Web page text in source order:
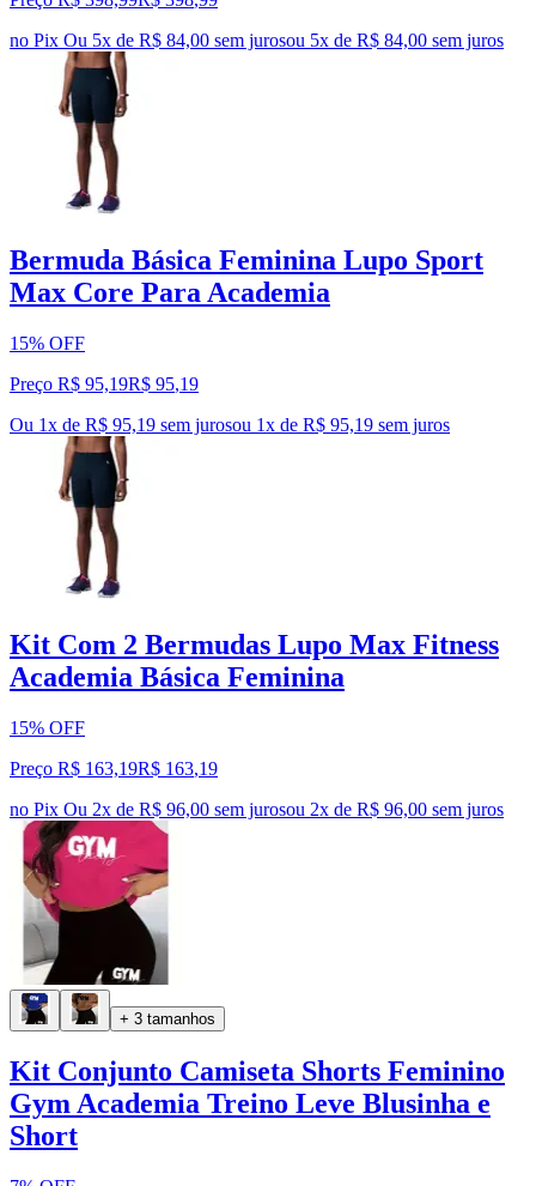
no Pix Ou 5x de R$ 84,00 sem jurosou 5x de R$ 84,00 sem juros
Bermuda Básica Feminina Lupo Sport
Max Core Para Academia
15% OFF
Preço R$ 95,19R$ 95,19
Ou 1x de R$ 95,19 sem jurosou 1x de R$ 95,19 sem juros
Kit Com 2 Bermudas Lupo Max Fitness
Academia Básica Feminina
15% OFF
Preço R$ 163,19R$ 163,19
no Pix Ou 2x de R$ 96,00 sem jurosou 2x de R$ 96,00 sem juros
+ 3 tamanhos
Kit Conjunto Camiseta Shorts Feminino
Gym Academia Treino Leve Blusinha e
Short